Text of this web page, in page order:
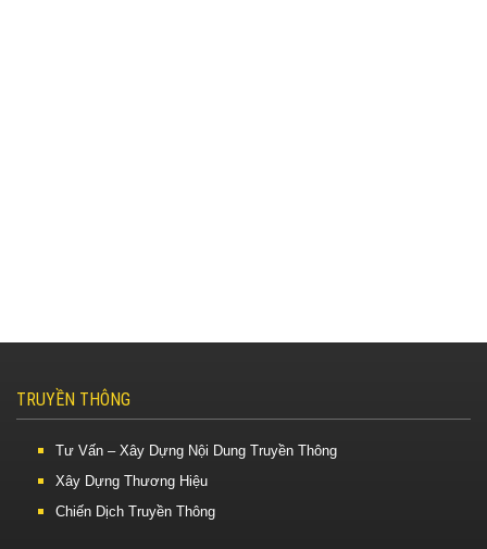
TRUYỀN THÔNG
Tư Vấn – Xây Dựng Nội Dung Truyền Thông
Xây Dựng Thương Hiệu
Chiến Dịch Truyền Thông